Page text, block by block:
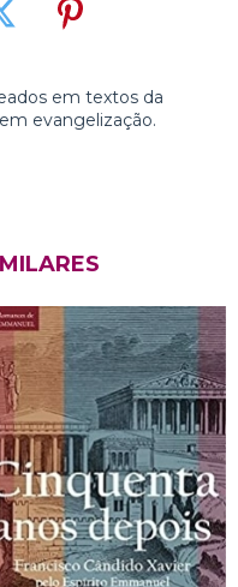
em textos da
evangelização.